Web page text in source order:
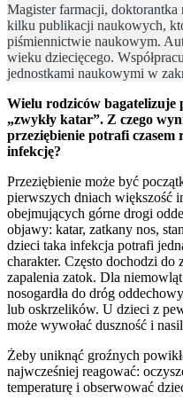
Magister farmacji,
kilku publikacji naukowych,
piśmiennictwie naukowym.
wieku dziecięcego.
jednostkami naukowymi w
Wielu rodziców bagatelizuje
„zwykły katar”. Z czego
przeziębienie potrafi czasem
infekcję?
Przeziębienie może być
pierwszych dniach większość
obejmujących górne drogi
objawy: katar, zatkany nos,
dzieci taka infekcja potrafi
charakter. Często dochodzi do
zapalenia zatok. Dla
nosogardła do dróg
lub oskrzelików. U dzieci z
może wywołać duszność i
Żeby uniknąć groźnych
najwcześniej reagować:
temperaturę i obserwować